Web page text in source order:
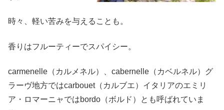
時々、軽い苦みを与えることも。
香りはフルーティーでスパイシー。
carmenelle（カルメネル）、cabernelle（カベルネル）グ
ラーヴ地方ではcarbouet（カルブエ）イタリアのエミリ
ア・ロマーニャではbordo（ボルド）とも呼ばれていま